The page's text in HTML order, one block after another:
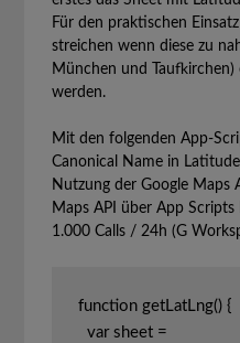
Für den praktischen
streichen wenn diese zu
München und
werden.
Mit den folgenden App-
Canonical Name in
Nutzung der Google Maps
Maps API über App
1.000 Calls / 24h (G
function getLatLng() {
  var sheet =